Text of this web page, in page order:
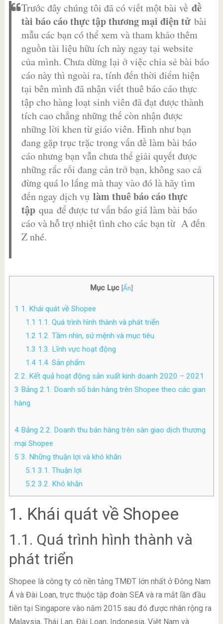
Trước đây chúng tôi đã có viết một bài về đề
tài báo cáo thực tập thương mại điện tửbài
mẫu các bạn có thể xem và tham khảo thêm
nguồn tài liệu hữu ích này ngay tại website
của mình. Chưa dừng lại ở việc chia sẻ bài báo
cáo này thì ngoài ra, tính đến thời điểm hiện
tại bên mình đã nhận viết thuê báo cáo thực
tập cho hàng loạt sinh viên đã đạt được thành
tích cao chẳng những thế còn nhận được
những lời khen từ giáo viên. Hình như bạn
đang gặp trục trặc trong vấn đề làm bài báo
cáo nhưng bạn vẫn chưa thể giải quyết được
những rắc rối đang cản trở bạn, không sao cả
đừng quá lo lắng mà thay vào đó là hãy tìm
đến ngay dịch vụlàm thuê báo cáo thực
tậpqua để được tư vấn báo giá làm bài báo
cáo và hỗ trợ nhiệt tình cho các bạn từ A đến
Z nhé.
Mục Lục [Ẩn]
1 1. Khái quát về Shopee
1.1 1.1. Quá trình hình thành và phát triển
1.2 1.2. Tầm nhìn, sứ mệnh và mục tiêu
1.3 1.3. Lĩnh vực hoạt động
1.4 1.4. Sản phẩm
2 2. Kết quả hoạt động sản xuất kinh doanh 2020 – 2021
3 Bảng 2.1. Doanh số bán hàng trên Shopee theo các gian
hàng
4Bảng 2.2. Doanh thu bán hàng trên sàn giao dịch thương
mại Shopee
5 3. Những thuận lợi và khó khăn
5.1 3.1. Thuận lợi
5.2 3.2. Khó khăn
1. Khái quát về Shopee
1.1. Quá trình hình thành và
phát triển
Shopee là công ty có nền tảng TMĐT lớn nhất ở Đông Nam
Á và Đài Loan, trực thuộc tập đoàn SEA và ra mắt lần đầu
tiên tại Singapore vào năm 2015 sau đó được nhân rộng ra
Malaysia, Thái Lan, Đài Loan, Indonesia, Việt Nam và